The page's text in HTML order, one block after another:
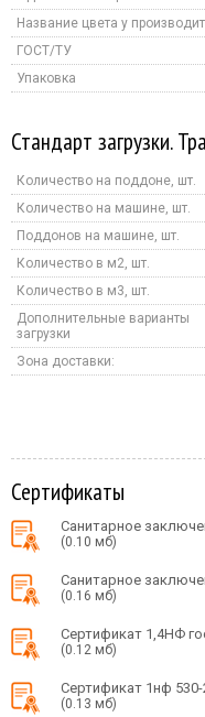
Название цвета у
ГОСТ/ТУ
Упаковка
Стандарт загрузки.
Количество на поддоне, шт.
Количество на машине, шт.
Поддонов на машине, шт.
Количество в м2, шт.
Количество в м3, шт.
Дополнительные варианты
загрузки
Зона доставки:
Сертификаты
Санитарное
(0.10 мб)
Санитарное
(0.16 мб)
Сертификат 1,4НФ
(0.12 мб)
Сертификат 1нф 530-
(0.13 мб)